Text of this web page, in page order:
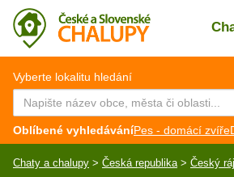
Vyberte lokalitu hledání
Oblíbené vyhledáváníPes - domácí zvíře
Chaty a chalupy > Česká republika > Český